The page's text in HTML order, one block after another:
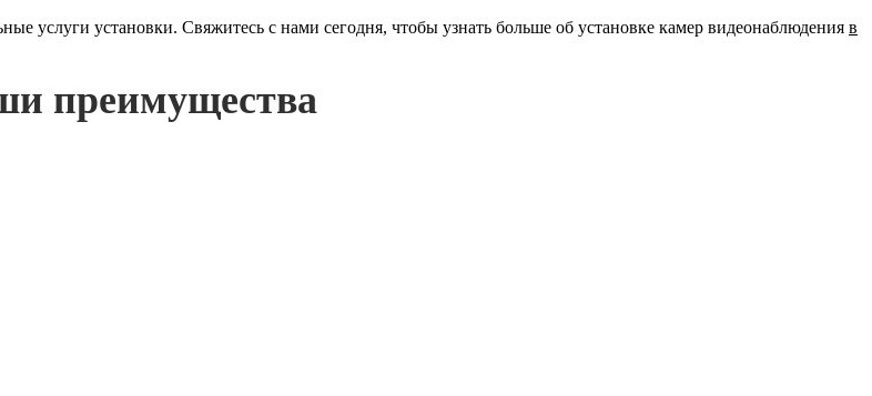
услуги установки. Свяжитесь с нами сегодня, чтобы узнать больше об установке камер видеонаблюдения в
преимущества